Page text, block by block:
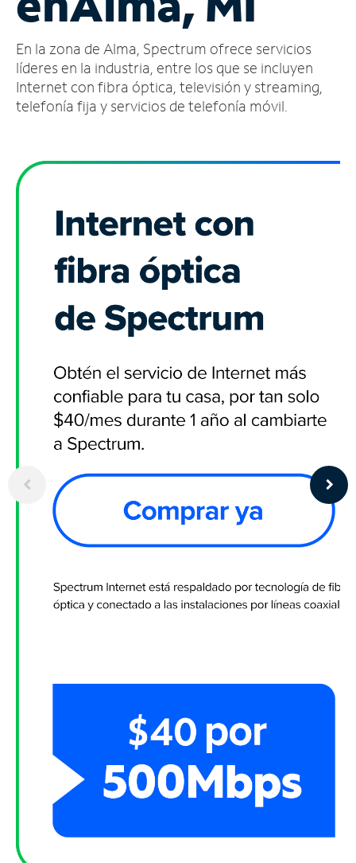
cuenta
Encuentra
una
tienda
En la zona de Alma, Spectrum ofrece servicios
líderes en la industria, entre los que se incluyen
Internet con fibra óptica, televisión y streaming,
telefonía fija y servicios de telefonía móvil.